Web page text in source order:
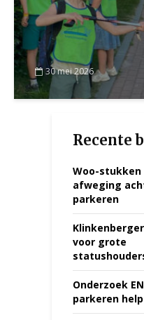
30 mei 2026
Recente
Woo-
afweging
parkeren
voor grote
Onderzoek
parkeren